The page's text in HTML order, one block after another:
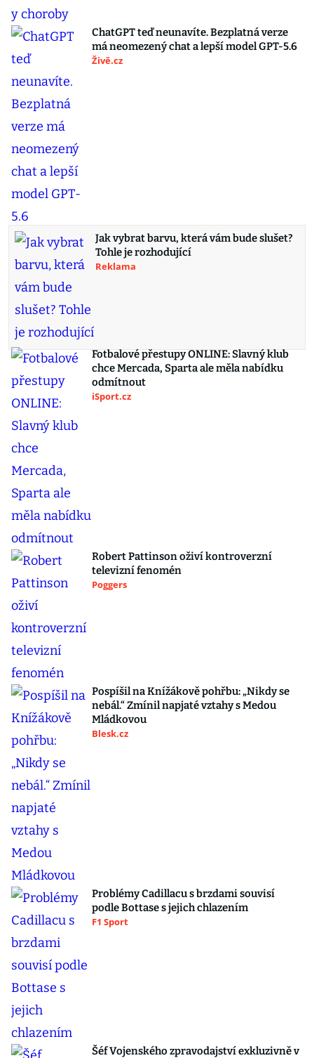
ChatGPT teď neunavíte. Bezplatná verze
má neomezený chat a lepší model GPT-5.6
Živě.cz
Jak vybrat barvu, která vám bude slušet?
Tohle je rozhodující
Reklama
Fotbalové přestupy ONLINE: Slavný klub
chce Mercada, Sparta ale měla nabídku
odmítnout
iSport.cz
Robert Pattinson oživí kontroverzní
televizní fenomén
Poggers
Pospíšil na Knížákově pohřbu: „Nikdy se
nebál.“ Zmínil napjaté vztahy s Medou
Mládkovou
Blesk.cz
Problémy Cadillacu s brzdami souvisí
podle Bottase s jejich chlazením
F1 Sport
Šéf Vojenského zpravodajství exkluzivně v